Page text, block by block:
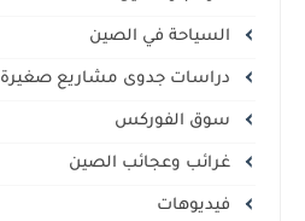
السياحة في الصين
دراسات جدوى مشاريع صغيرة
سوق الفوركس
غرائب وعجائب الصين
فيديوهات